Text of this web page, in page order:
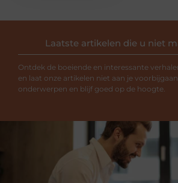
Laatste artikelen die u niet
Ontdek de boeiende en interessante
en laat onze artikelen niet aan je
onderwerpen en blijf goed op de hoogte.